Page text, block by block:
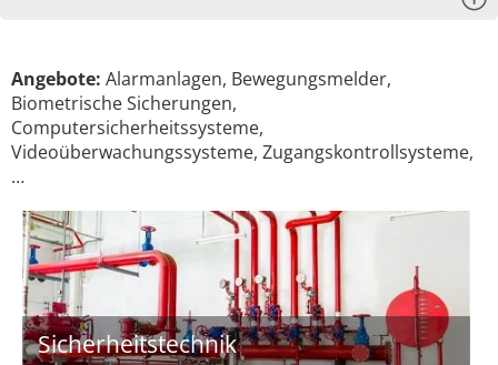
Angebote: Alarmanlagen, Bewegungsmelder,
Biometrische Sicherungen,
Computersicherheitssysteme,
Videoüberwachungssysteme, Zugangskontrollsysteme,
…
Sicherheitstechnik